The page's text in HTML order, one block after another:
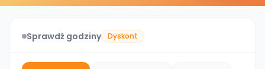
Sprawdź godziny Dyskont